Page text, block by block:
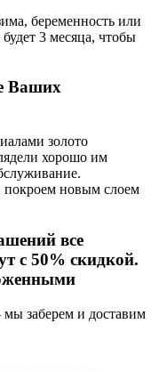
беременность или
3 месяца, чтобы
Ваших
золото
хорошо им
покроем новым слоем
все
с 50% скидкой.
заберем и доставим